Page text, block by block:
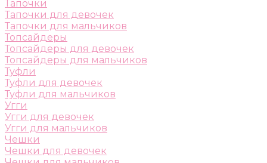
Тапочки
Тапочки для девочек
Тапочки для мальчиков
Топсайдеры
Топсайдеры для девочек
Топсайдеры для мальчиков
Туфли
Туфли для девочек
Туфли для мальчиков
Угги
Угги для девочек
Угги для мальчиков
Чешки
Чешки для девочек